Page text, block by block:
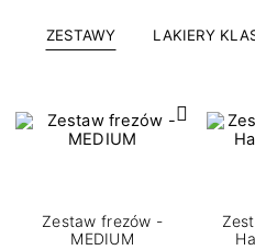
ZESTAWY LAKIERY
Zestaw frezów -
MEDIUM